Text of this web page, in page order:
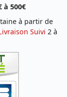
à 500€
à partir de
Suivi 2 à